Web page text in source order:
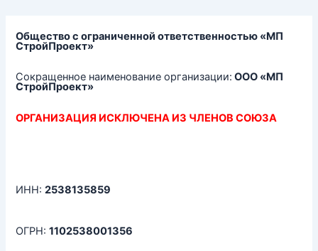
Общество с ограниченной ответственностью «МП
СтройПроект»
Сокращенное наименование организации: ООО «МП
СтройПроект»
ОРГАНИЗАЦИЯ ИСКЛЮЧЕНА ИЗ ЧЛЕНОВ СОЮЗА
ИНН:2538135859
ОГРН:1102538001356